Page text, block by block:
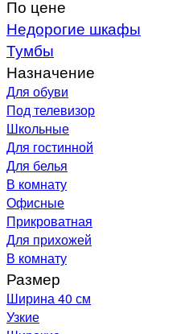
По цене
Недорогие шкафы
Тумбы
Назначение
Для обуви
Под телевизор
Школьные
Для гостинной
Для белья
В комнату
Офисные
Прикроватная
Для прихожей
В комнату
Размер
Ширина 40 см
Узкие